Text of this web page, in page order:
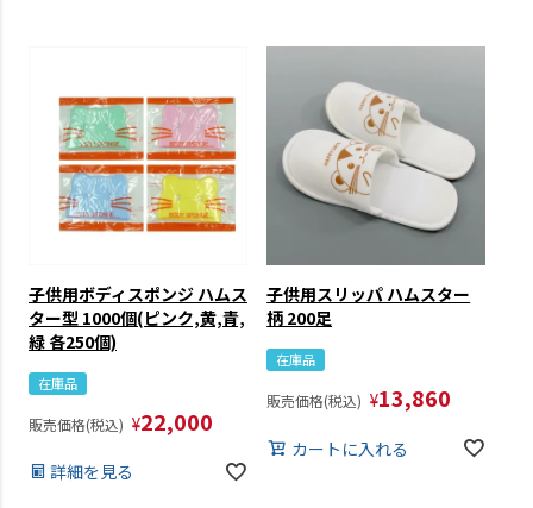
子供用ボディスポンジ ハムス
ター型 1000個(ピンク,黄,青,
緑 各250個)
在庫品
販売価格(税込) ¥22,000
詳細を見る
子供用スリッパ ハムスター
柄 200足
在庫品
販売価格(税込) ¥13,860
カートに入れる